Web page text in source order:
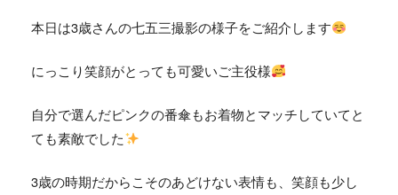
本日は3歳さんの七五三撮影の様子をご紹介します
にっこり笑顔がとっても可愛いご主役様
自分で選んだピンクの番傘もお着物とマッチしていてと
ても素敵でした
3歳の時期だからこそのあどけない表情も、笑顔も少し